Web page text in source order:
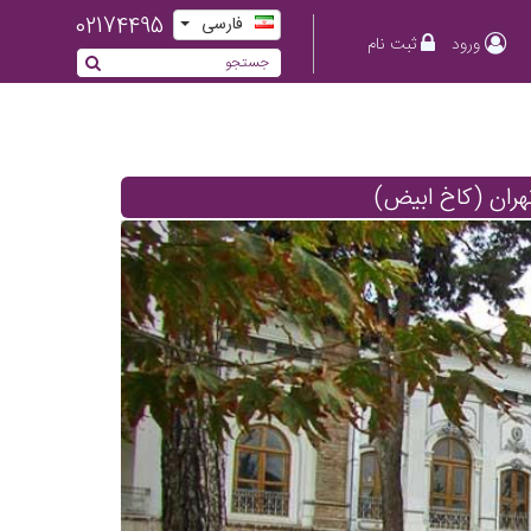
ورود ثبت نام
فارسی 02174495
(کاخ ابیض)
Previous